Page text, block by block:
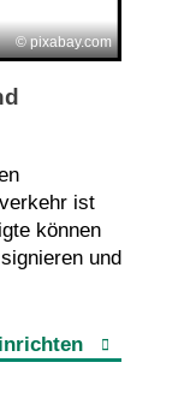
pixabay.com
ist
können
und